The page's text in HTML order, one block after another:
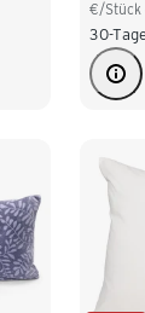
€/Stück
30-